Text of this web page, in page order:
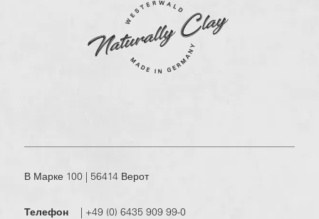
В Марке 100 | 56414 Верот
Телефон | +49 (0) 6435 909 99-0